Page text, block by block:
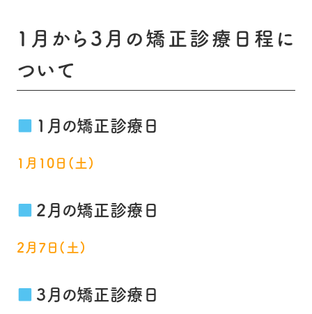
1月から3月の矯正診療日程に
ついて
1月の矯正診療日
1月10日(土)
2月の矯正診療日
2月7日(土)
3月の矯正診療日